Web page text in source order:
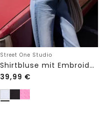
Street One Studio
Shirtbluse mit Embroidery-Front
39,99 €